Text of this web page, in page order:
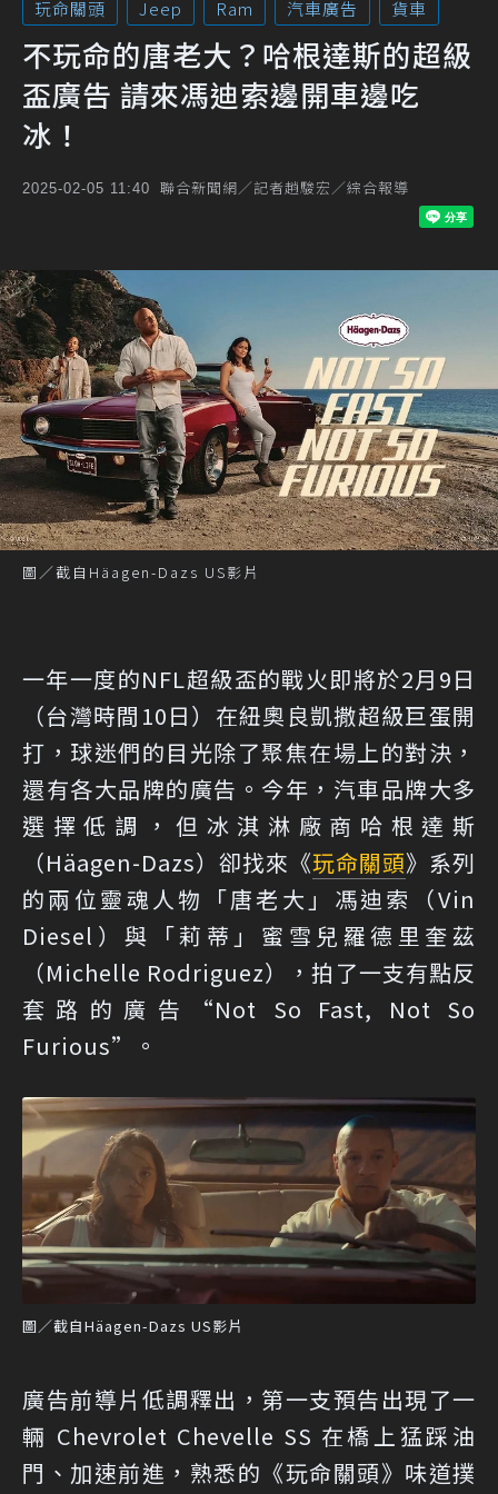
玩命關頭 Jeep Ram 汽車廣告 貨車
不玩命的唐老大？哈根達斯的超級
盃廣告 請來馮迪索邊開車邊吃
冰！
2025-02-05 11:40 聯合新聞網／記者趙駿宏／綜合報導
圖／截自Häagen-Dazs US影片
一年一度的NFL超級盃的戰火即將於2月9日
（台灣時間10日）在紐奧良凱撒超級巨蛋開
打，球迷們的目光除了聚焦在場上的對決，
還有各大品牌的廣告。今年，汽車品牌大多
選擇低調，但冰淇淋廠商哈根達斯
（Häagen-Dazs）卻找來《玩命關頭》系列
的兩位靈魂人物「唐老大」馮迪索（Vin
Diesel）與「莉蒂」蜜雪兒羅德里奎茲
（Michelle Rodriguez），拍了一支有點反
套路的廣告“Not So Fast, Not So
Furious”。
圖／截自Häagen-Dazs US影片
廣告前導片低調釋出，第一支預告出現了一
輛 Chevrolet Chevelle SS 在橋上猛踩油
門、加速前進，熟悉的《玩命關頭》味道撲